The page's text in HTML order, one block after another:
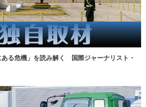
ある危機」を読み解く 国際ジャーナリスト・